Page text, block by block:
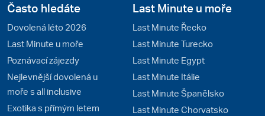
Často hledáte
Dovolená léto 2026
Last Minute u moře
Poznávací zájezdy
Nejlevnější dovolená u
moře s all inclusive
Exotika s přímým letem
Last Minute u moře
Last Minute Řecko
Last Minute Turecko
Last Minute Egypt
Last Minute Itálie
Last Minute Španělsko
Last Minute Chorvatsko